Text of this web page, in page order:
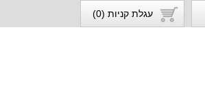
עגלת קניות (0)